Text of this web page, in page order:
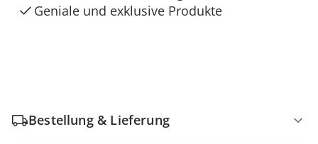
Geniale und exklusive Produkte
Bestellung & Lieferung